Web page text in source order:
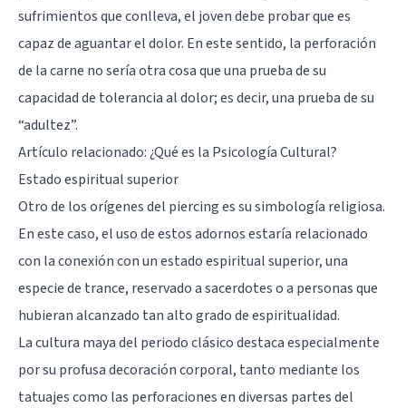
sufrimientos que conlleva, el joven debe probar que es
capaz de aguantar el dolor. En este sentido, la perforación
de la carne no sería otra cosa que una prueba de su
capacidad de tolerancia al dolor; es decir, una prueba de su
“adultez”.
Artículo relacionado:¿Qué es la Psicología Cultural?
Estado espiritual superior
Otro de los orígenes del piercing es su simbología religiosa.
En este caso, el uso de estos adornos estaría relacionado
con la conexión con un estado espiritual superior, una
especie de trance, reservado a sacerdotes o a personas que
hubieran alcanzado tan alto grado de espiritualidad.
La cultura maya del periodo clásico destaca especialmente
por su profusa decoración corporal, tanto mediante los
tatuajes como las perforaciones en diversas partes del